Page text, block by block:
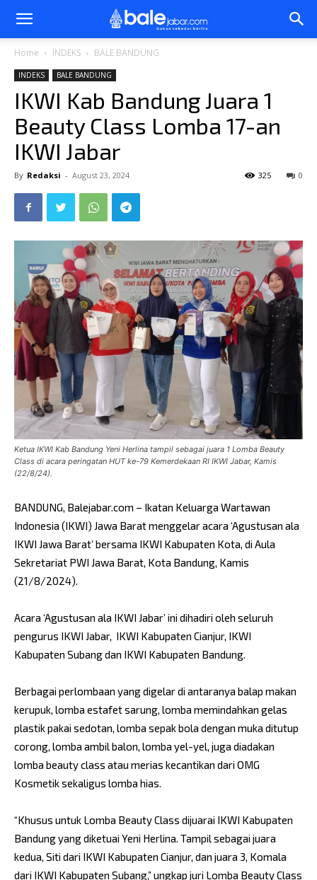
Bale
Jabar
Home INDEKS BALE BANDUNG
INDEKS BALE BANDUNG
IKWI Kab Bandung Juara 1
Beauty Class Lomba 17-an
IKWI Jabar
By Redaksi - August 23, 2024 0
325
Ketua IKWI Kab Bandung Yeni Herlina tampil sebagai juara 1 Lomba Beauty
Class di acara peringatan HUT ke-79 Kemerdekaan RI IKWI Jabar, Kamis
(22/8/24).
BANDUNG, Balejabar.com – Ikatan Keluarga Wartawan
Indonesia (IKWI) Jawa Barat menggelar acara ‘Agustusan ala
IKWI Jawa Barat’ bersama IKWI Kabupaten Kota, di Aula
Sekretariat PWI Jawa Barat, Kota Bandung, Kamis
(21/8/2024).
Acara ‘Agustusan ala IKWI Jabar’ ini dihadiri oleh seluruh
pengurus IKWI Jabar, IKWI Kabupaten Cianjur, IKWI
Kabupaten Subang dan IKWI Kabupaten Bandung.
Berbagai perlombaan yang digelar di antaranya balap makan
kerupuk, lomba estafet sarung, lomba memindahkan gelas
plastik pakai sedotan, lomba sepak bola dengan muka ditutup
corong, lomba ambil balon, lomba yel-yel, juga diadakan
lomba beauty class atau merias kecantikan dari OMG
Kosmetik sekaligus lomba hias.
“Khusus untuk Lomba Beauty Class dijuarai IKWI Kabupaten
Bandung yang diketuai Yeni Herlina. Tampil sebagai juara
kedua, Siti dari IKWI Kabupaten Cianjur, dan juara 3, Komala
dari IKWI Kabupaten Subang,” ungkap juri Lomba Beauty Class